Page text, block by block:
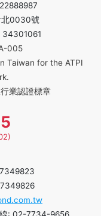
北0030號
34301061
005
Taiwan for the ATPI
業認證標章